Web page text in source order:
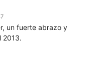
un fuerte abrazo y
2013.